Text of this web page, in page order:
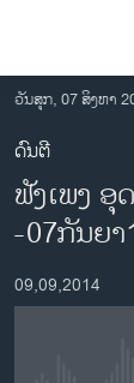
ເຂົ້າ
ຫາ
ຂ້າມ
ຂ້າມ
ຂ້າມ
ຫາ
ຊອກ
ອາເມຣິກາ
ຂ່າວ​ຈີນ
ວັນສຸກ, 07 ສິງຫາ
ດົນຕີ
ຟັງເພງ
-07ກັນຍາ
09,09,2014